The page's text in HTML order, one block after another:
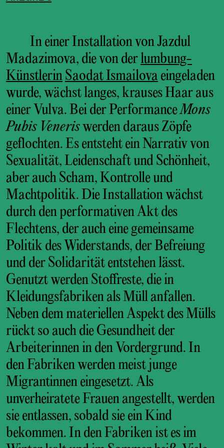
In einer Installation von Jazdul
Madazimova, die von derlumbung-
KünstlerinSaodat Ismailova eingeladen
wurde, wächst langes, krauses Haar aus
einer Vulva. Bei der PerformanceMons
Pubis Veneriswerden daraus Zöpfe
geflochten. Es entsteht ein Narrativ von
Sexualität, Leidenschaft und Schönheit,
aber auch Scham, Kontrolle und
Machtpolitik. Die Installation wächst
durch den performativen Akt des
Flechtens, der auch eine gemeinsame
Politik des Widerstands, der Befreiung
und der Solidarität entstehen lässt.
Genutzt werden Stoffreste, die in
Kleidungsfabriken als Müll anfallen.
Neben dem materiellen Aspekt des Mülls
rückt so auch die Gesundheit der
Arbeiterinnen in den Vordergrund. In
den Fabriken werden meist junge
Migrantinnen eingesetzt. Als
unverheiratete Frauen angestellt, werden
sie entlassen, sobald sie ein Kind
bekommen. In den Fabriken ist es im